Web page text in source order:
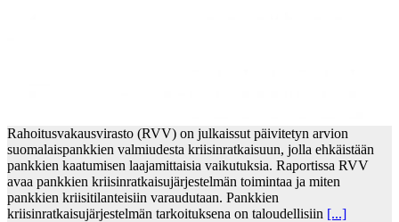
Rahoitusvakausvirasto (RVV) on julkaissut päivitetyn arvion
suomalaispankkien valmiudesta kriisinratkaisuun, jolla ehkäistään
pankkien kaatumisen laajamittaisia vaikutuksia. Raportissa RVV
avaa pankkien kriisinratkaisujärjestelmän toimintaa ja miten
pankkien kriisitilanteisiin varaudutaan. Pankkien
kriisinratkaisujärjestelmän tarkoituksena on taloudellisiin [...]